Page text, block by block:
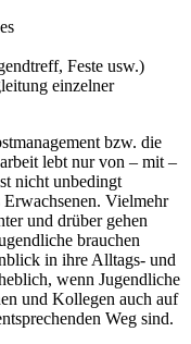
Feste usw.)
einzelner
bzw. die
lebt nur von – mit –
nicht unbedingt
Vielmehr
und drüber gehen
brauchen
in ihre Alltags- und
wenn Jugendliche
und Kollegen auch auf
Weg sind.